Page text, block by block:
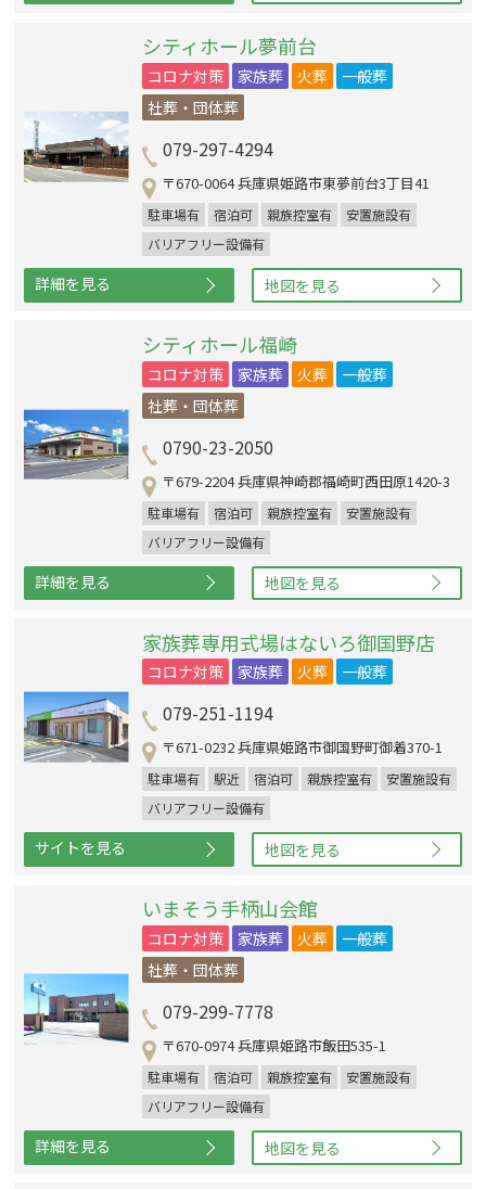
シティホール夢前台
コロナ対策 家族葬 火葬
一般葬
社葬・団体葬
079-297-4294
〒670-0064 兵庫県姫路市東夢前台3丁目41
駐車場有 宿泊可 親族控室有
安置施設有
バリアフリー設備有
詳細を見る 地図を見る
シティホール福崎
コロナ対策 家族葬 火葬
一般葬
社葬・団体葬
0790-23-2050
〒679-2204 兵庫県神崎郡福崎町西田原1420-3
駐車場有 宿泊可 親族控室有
安置施設有
バリアフリー設備有
詳細を見る 地図を見る
家族葬専用式場はないろ御国野店
コロナ対策 家族葬 火葬 一般葬
079-251-1194
〒671-0232 兵庫県姫路市御国野町御着370-1
駐車場有 駅近 宿泊可 親族控室有
安置施設有
バリアフリー設備有
サイトを見る 地図を見る
いまそう手柄山会館
コロナ対策 家族葬 火葬
一般葬
社葬・団体葬
079-299-7778
〒670-0974 兵庫県姫路市飯田535-1
駐車場有 宿泊可 親族控室有
安置施設有
バリアフリー設備有
詳細を見る 地図を見る